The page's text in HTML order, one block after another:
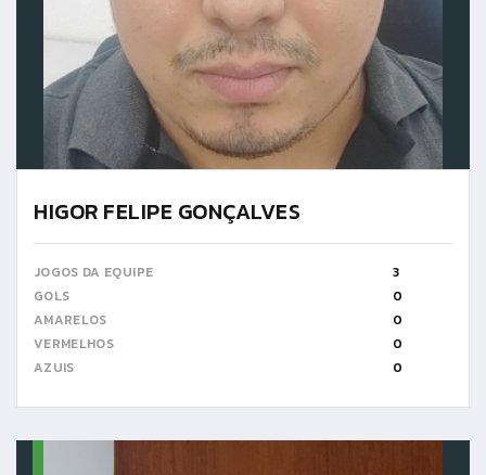
HIGOR FELIPE GONÇALVES
JOGOS DA EQUIPE
3
GOLS
0
AMARELOS
0
VERMELHOS
0
AZUIS
0